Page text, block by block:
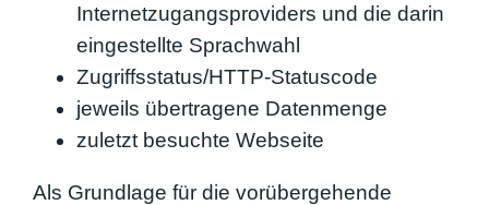
Internetzugangsproviders und die darin
eingestellte Sprachwahl
Zugriffsstatus/HTTP-Statuscode
jeweils übertragene Datenmenge
zuletzt besuchte Webseite
Als Grundlage für die vorübergehende